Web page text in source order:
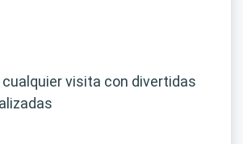
visita con divertidas